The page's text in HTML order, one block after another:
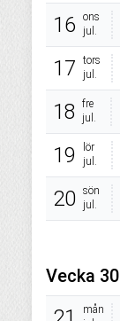
16
ons
jul.
17
tors
jul.
18
fre
jul.
19
lör
jul.
20 sön
jul.
Vecka 30
mån